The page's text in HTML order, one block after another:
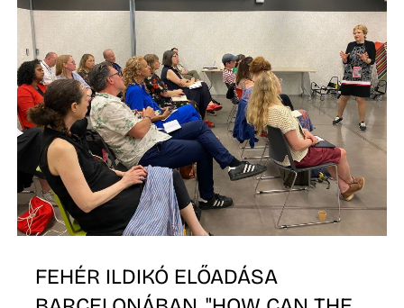
FEHÉR ILDIKÓ ELŐADÁSA